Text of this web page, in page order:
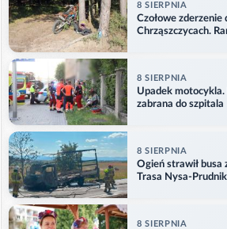
8 SIERPNIA
Czołowe
Chrząszczycach.
8 SIERPNIA
Upadek motocykla.
zabrana do szpitala
8 SIERPNIA
Ogień strawił busa
Trasa Nysa-
8 SIERPNIA